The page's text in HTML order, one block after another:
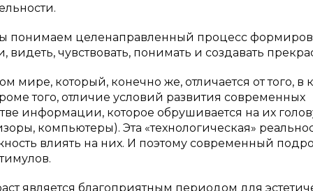
понимаем целенаправленный процесс
чувствовать, понимать и создавать
который, конечно же, отличается от того, в
того, отличие условий развития современных
информации, которое обрушивается на их
компьютеры). Эта «технологическая»
влиять на них. И поэтому современный
является благоприятным периодом для